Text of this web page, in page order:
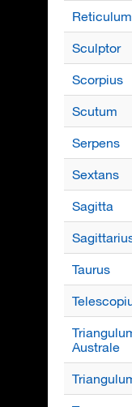
Reticulum
Sculptor
Scorpius
Scutum
Serpens
Sextans
Sagitta
Taurus
Australe